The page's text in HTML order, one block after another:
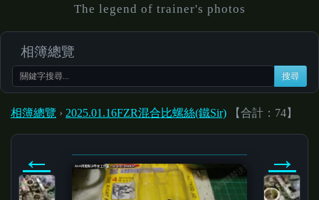
The legend of trainer's photos
相簿總覽
搜尋
相簿總覽 › 2025.01.16FZR混合比螺絲(鐵Sir) 【合計：74】
← →